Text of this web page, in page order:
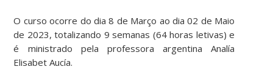
O curso ocorre do dia 8 de Março ao dia 02 de Maio
de 2023, totalizando 9 semanas (64 horas letivas) e
é ministrado pela professora argentina Analía
Elisabet Aucía.